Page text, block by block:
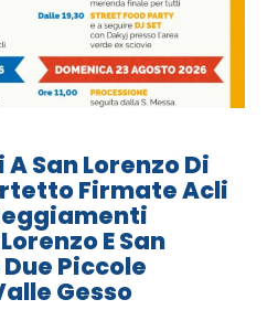
San Lorenzo Di
Firmate Acli
E San
Piccole
Gesso